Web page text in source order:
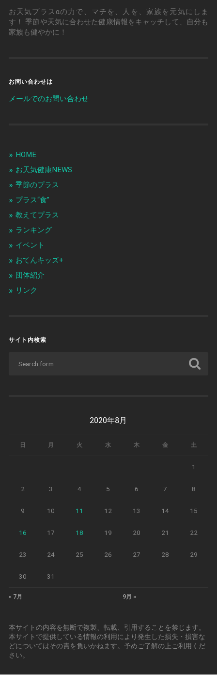
お天気プラスαの力で、マチを、人を、家族を元気にしま
す！ 季節や天気に合わせた健康情報をキャッチして、自分も
家族も健やかに！
お問い合わせは
メールでのお問い合わせ
HOME
お天気健康NEWS
季節のプラス
プラス“食”
教えてプラス
ランキング
イベント
おてんキッズ+
団体紹介
リンク
サイト内検索
2020年8月
日 月 火 水 木 金 土
« 7月 9月 »
1
2 3 4 5 6 7 8
9 10 11 12 13 14 15
16 17 18 19 20 21 22
23 24 25 26 27 28 29
30 31
本サイトの内容を無断で複製、転載、引用することを禁じます。
本サイトで提供している情報の利用により発生した損失・損害な
どについてはその責を負いかねます。予めご了解の上ご利用くだ
さい。